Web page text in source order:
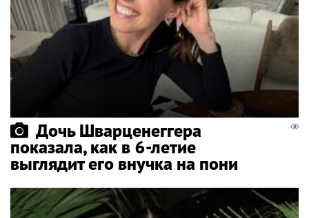
Дочь Шварценеггера
показала, как в 6-летие
выглядит его внучка на пони